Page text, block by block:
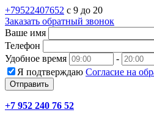
+79522407652 c 9 до 20
Заказать обратный звонок
Ваше имя
Телефон
Удобное время
-
Я подтверждаю Согласие на
Отправить
+7 952 240 76 52